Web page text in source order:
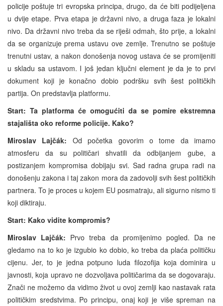
policije poštuje tri evropska principa, drugo, da će biti podijeljena
u dvije etape. Prva etapa je državni nivo, a druga faza je lokalni
nivo. Da državni nivo treba da se riješi odmah, što prije, a lokalni
da se organizuje prema ustavu ove zemlje. Trenutno se poštuje
trenutni ustav, a nakon donošenja novog ustava će se promijeniti
u skladu sa ustavom. I još jedan ključni element je da je to prvi
dokument koji je konačno dobio podršku svih šest političkih
partija. On predstavlja platformu.
Start: Ta platforma će omogućiti da se pomire ekstremna
stajališta oko reforme policije. Kako?
Miroslav Lajčák: Od početka govorim o tome da imamo
atmosferu da su političari shvatili da odbijanjem gube, a
postizanjem kompromisa dobijaju svi. Sad radna grupa radi na
donošenju zakona i taj zakon mora da zadovolji svih šest političkih
partnera. To je proces u kojem EU posmatraju, ali sigurno nismo ti
koji diktiraju.
Start: Kako vidite kompromis?
Miroslav Lajčák: Prvo treba da promijenimo pogled. Da ne
gledamo na to ko je izgubio ko dobio, ko treba da plaća političku
cijenu. Jer, to je jedna potpuno luda filozofija koja dominira u
javnosti, koja upravo ne dozvoljava političarima da se dogovaraju.
Znači ne možemo da vidimo život u ovoj zemlji kao nastavak rata
političkim sredstvima. Po principu, onaj koji je više spreman na